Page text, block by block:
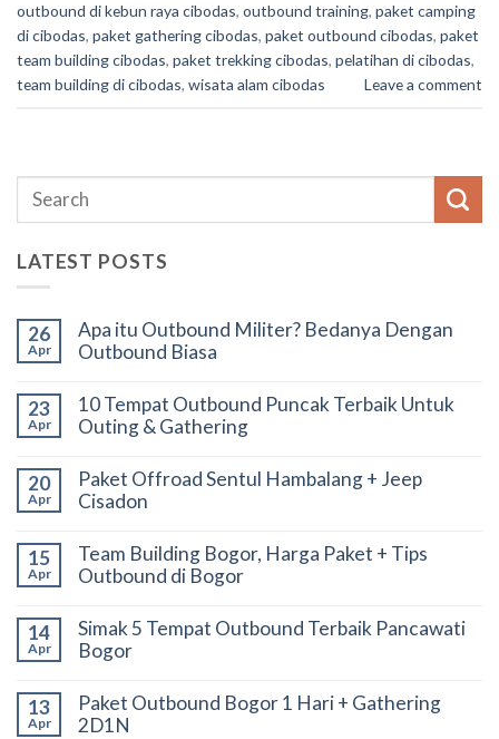
outbound di kebun raya cibodas, outbound training, paket camping
di cibodas, paket gathering cibodas, paket outbound cibodas, paket
team building cibodas, paket trekking cibodas, pelatihan di cibodas,
team building di cibodas, wisata alam cibodas Leave a comment
LATEST POSTS
26
Apr
Apa itu Outbound Militer? Bedanya Dengan
Outbound Biasa
23
Apr
10 Tempat Outbound Puncak Terbaik Untuk
Outing & Gathering
20
Apr
Paket Offroad Sentul Hambalang + Jeep
Cisadon
15
Apr
Team Building Bogor, Harga Paket + Tips
Outbound di Bogor
14
Apr
Simak 5 Tempat Outbound Terbaik Pancawati
Bogor
13
Apr
Paket Outbound Bogor 1 Hari + Gathering
2D1N